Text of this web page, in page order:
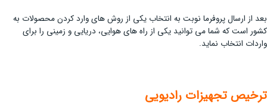
بعد از ارسال پروفرما نوبت به انتخاب یکی از روش های وارد کردن محصولات به
کشور است که شما می توانید یکی از راه های هوایی، دریایی و زمینی را برای
واردات انتخاب نماید.
ترخیص تجهیزات رادیویی